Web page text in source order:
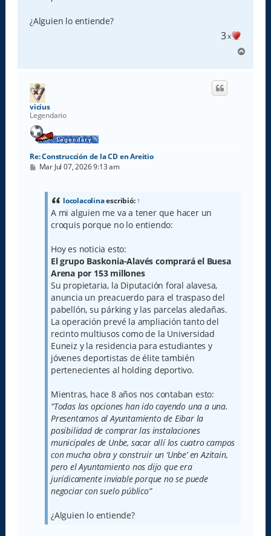
¿Alguien lo entiende?
3x
r
vicius
Legendario
Re: Construcción de la CD en Areitio
M
Mar Jul 07, 2026 9:13 am
locolacolinaescribió:↑
A mi alguien me va a tener que hacer un
croquis porque no lo entiendo:
Hoy es noticia esto:
El grupo Baskonia-Alavés comprará el Buesa
Arena por 153 millones
Su propietaria, la Diputación foral alavesa,
anuncia un preacuerdo para el traspaso del
pabellón, su párking y las parcelas aledañas.
La operación prevé la ampliación tanto del
recinto multiusos como de la Universidad
Euneiz y la residencia para estudiantes y
jóvenes deportistas de élite también
pertenecientes al holding deportivo.
Mientras, hace 8 años nos contaban esto:
“Todas las opciones han ido cayendo una a una.
Presentamos al Ayuntamiento de Eibar la
posibilidad de comprar las instalaciones
municipales de Unbe, sacar allí los cuatro campos
con mucha obra y construir un ‘Unbe’ en Azitain,
pero el Ayuntamiento nos dijo que era
jurídicamente inviable porque no se puede
negociar con suelo público”
¿Alguien lo entiende?